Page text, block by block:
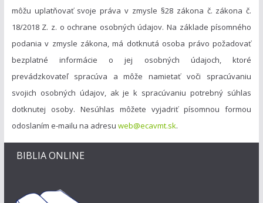
môžu uplatňovať svoje práva v zmysle §28 zákona č. zákona č.
18/2018 Z. z. o ochrane osobných údajov. Na základe písomného
podania v zmysle zákona, má dotknutá osoba právo požadovať
bezplatné informácie o jej osobných údajoch, ktoré
prevádzkovateľ spracúva a môže namietať voči spracúvaniu
svojich osobných údajov, ak je k spracúvaniu potrebný súhlas
dotknutej osoby. Nesúhlas môžete vyjadriť písomnou formou
odoslaním e-mailu na adresu web@ecavmt.sk.
BIBLIA ONLINE